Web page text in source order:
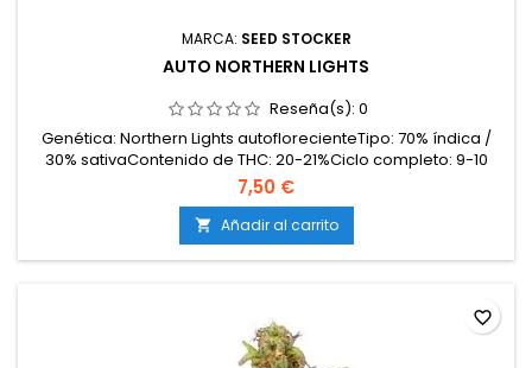
MARCA: SEED STOCKER
AUTO NORTHERN LIGHTS
Reseña(s): 0
Genética: Northern Lights autoflorecienteTipo: 70% índica /
30% sativaContenido de THC: 20-21%Ciclo completo: 9-10
semanas desde germinaciónProducción en interior: 450-
500 g/m²Producción en exterior: hasta 160
g/plantaAltura: 80-110 cm en interior; hasta 150 cm en
exteriorAromas y sabores: Dulces y especiados con matices
florales y...
7,50 €
 Añadir al carrito
favorite_border